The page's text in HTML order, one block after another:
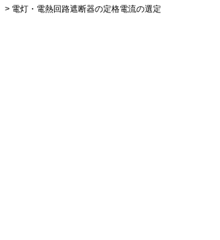
> 電灯・電熱回路遮断器の定格電流の選定